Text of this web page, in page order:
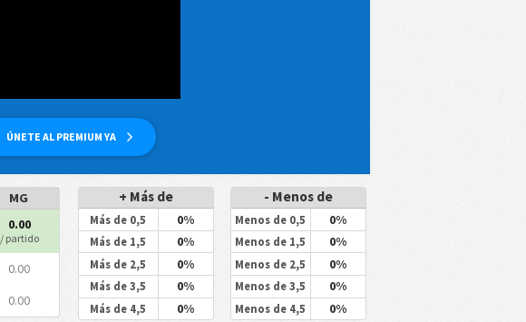
ÚNETE AL PREMIUM YA
MG
0.00
/ partido
0.00
0.00
+ Más de
Más de 0,5 0%
Más de 1,5 0%
Más de 2,5 0%
Más de 3,5 0%
Más de 4,5 0%
- Menos de
Menos de 0,5 0%
Menos de 1,5 0%
Menos de 2,5 0%
Menos de 3,5 0%
Menos de 4,5 0%